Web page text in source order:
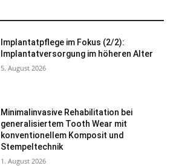
Implantatpflege im Fokus (2/2):
Implantatversorgung im höheren Alter
5. August 2026
Minimalinvasive Rehabilitation bei
generalisiertem Tooth Wear mit
konventionellem Komposit und
Stempeltechnik
1. August 2026